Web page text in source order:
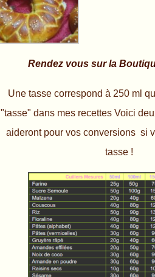
Rendez vous sur la
Une tasse correspond à 250 ml
"tasse" dans mes recettes Voici
aideront pour vos conversions si
tasse !